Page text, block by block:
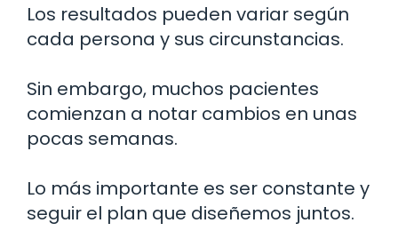
Los resultados pueden variar según
cada persona y sus circunstancias.
Sin embargo, muchos pacientes
comienzan a notar cambios en unas
pocas semanas.
Lo más importante es ser constante y
seguir el plan que diseñemos juntos.